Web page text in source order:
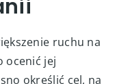
segmentów